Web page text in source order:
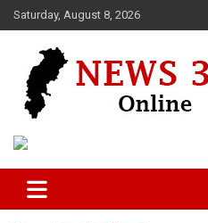
Skip
to
Saturday, August 8, 2026
News 36